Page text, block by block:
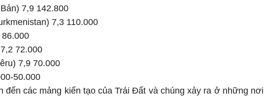
7,9 142.800
7,3 110.000
72.000
7,9 70.000
50.000
đến các mảng kiến tạo của Trái Đất và chúng xảy ra ở những nơi